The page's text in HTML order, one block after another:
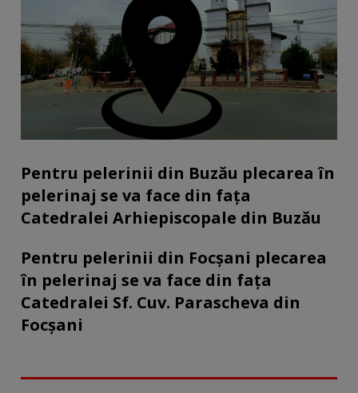
Pentru pelerinii din Buzău plecarea în
pelerinaj se va face din fața
Catedralei Arhiepiscopale din Buzău
Pentru pelerinii din Focșani plecarea
în pelerinaj se va face din fața
Catedralei Sf. Cuv. Parascheva din
Focșani